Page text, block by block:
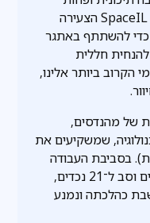
מנהל הנדסת המערכת של עמותת SpaceIL הצעירה
כדי להשתתף באתגר
חללית
ביותר אלינו,
של מהנדסים,
שמשקיעים את
בסביבת העבודה
הוא עוף מוזר מעט: אב לשבעה ילדים וסב ל־21 נכדים,
כהלכתה ונמנע